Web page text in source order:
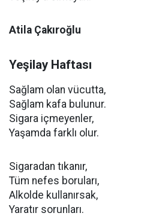
Atila Çakıroğlu
Yeşilay Haftası
Sağlam olan vücutta,
Sağlam kafa bulunur.
Sigara içmeyenler,
Yaşamda farklı olur.
Sigaradan tıkanır,
Tüm nefes boruları,
Alkolde kullanırsak,
Yaratır sorunları.